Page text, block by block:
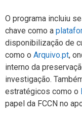
O programa incluiu
chave como a
disponibilização de
como o Arquivo.pt,
interno da
investigação.
estratégicos como o
papel da FCCN no